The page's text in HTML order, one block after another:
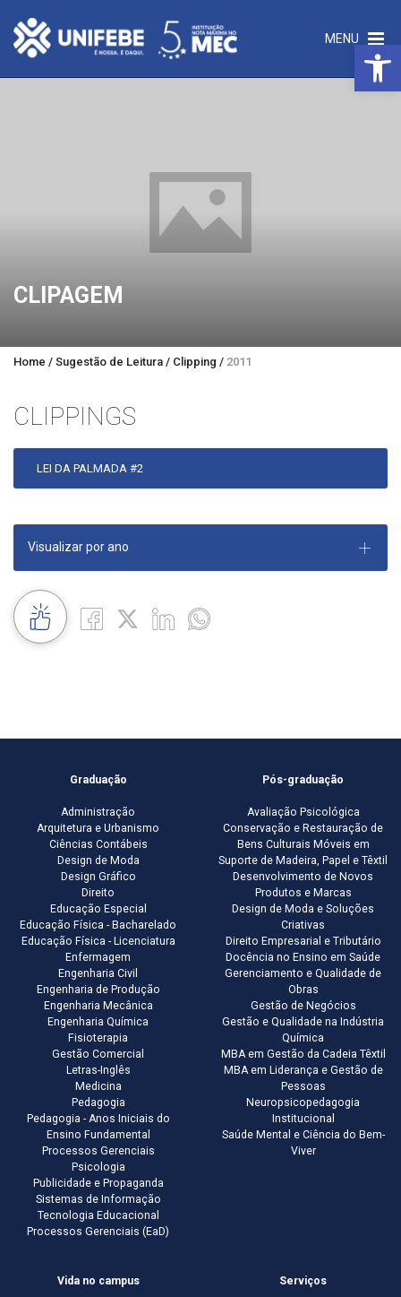
MENU
CLIPAGEM
Home / Sugestão de Leitura / Clipping / 2011
CLIPPINGS
LEI DA PALMADA #2
Visualizar por ano
Graduação
Administração
Arquitetura e Urbanismo
Ciências Contábeis
Design de Moda
Design Gráfico
Direito
Educação Especial
Educação Física - Bacharelado
Educação Física - Licenciatura
Enfermagem
Engenharia Civil
Engenharia de Produção
Engenharia Mecânica
Engenharia Química
Fisioterapia
Gestão Comercial
Letras-Inglês
Medicina
Pedagogia
Pedagogia - Anos Iniciais do
Ensino Fundamental
Processos Gerenciais
Psicologia
Publicidade e Propaganda
Sistemas de Informação
Tecnologia Educacional
Processos Gerenciais (EaD)
Pós-graduação
Avaliação Psicológica
Conservação e Restauração de
Bens Culturais Móveis em
Suporte de Madeira, Papel e Têxtil
Desenvolvimento de Novos
Produtos e Marcas
Design de Moda e Soluções
Criativas
Direito Empresarial e Tributário
Docência no Ensino em Saúde
Gerenciamento e Qualidade de
Obras
Gestão de Negócios
Gestão e Qualidade na Indústria
Química
MBA em Gestão da Cadeia Têxtil
MBA em Liderança e Gestão de
Pessoas
Neuropsicopedagogia
Institucional
Saúde Mental e Ciência do Bem-
Viver
Vida no campus Serviços